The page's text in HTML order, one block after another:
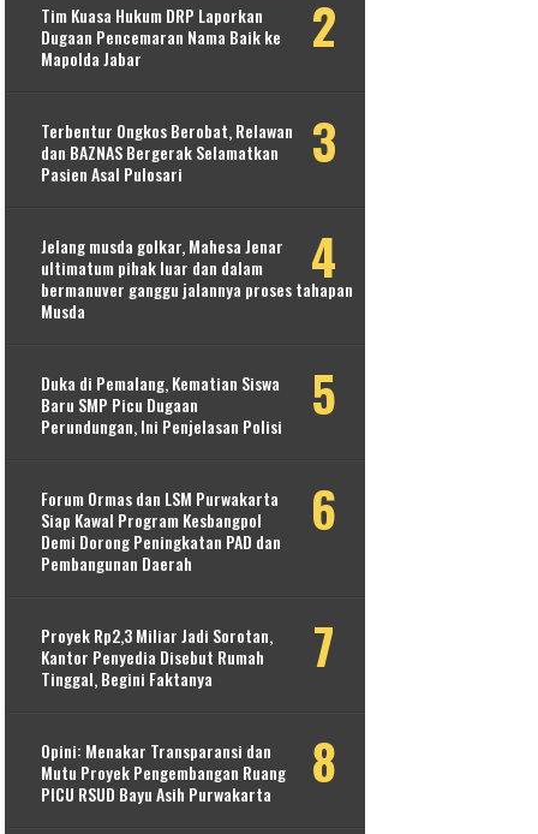
Tim Kuasa Hukum DRP Laporkan
Dugaan Pencemaran Nama Baik ke
Mapolda Jabar
Terbentur Ongkos Berobat, Relawan
dan BAZNAS Bergerak Selamatkan
Pasien Asal Pulosari
Jelang musda golkar, Mahesa Jenar
ultimatum pihak luar dan dalam
bermanuver ganggu jalannya proses tahapan
Musda
Duka di Pemalang, Kematian Siswa
Baru SMP Picu Dugaan
Perundungan, Ini Penjelasan Polisi
Forum Ormas dan LSM Purwakarta
Siap Kawal Program Kesbangpol
Demi Dorong Peningkatan PAD dan
Pembangunan Daerah
Proyek Rp2,3 Miliar Jadi Sorotan,
Kantor Penyedia Disebut Rumah
Tinggal, Begini Faktanya
Opini: Menakar Transparansi dan
Mutu Proyek Pengembangan Ruang
PICU RSUD Bayu Asih Purwakarta